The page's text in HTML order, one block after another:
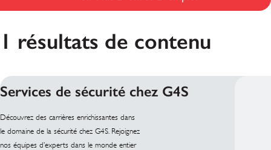
1 résultats de contenu
Services de sécurité chez G4S
Découvrez des carrières enrichissantes dans
le domaine de la sécurité chez G4S. Rejoignez
nos équipes d’experts dans le monde entier